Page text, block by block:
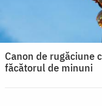
Canon de rugăciune
făcătorul de minuni